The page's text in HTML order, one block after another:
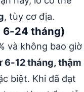
, tùy cơ địa.
6-24 tháng)
và không bao giờ
6-12 tháng, thậm
biệt. Khi đã đạt